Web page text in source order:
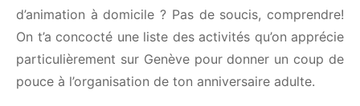
Tu n’es pas encore prêt à faire appel à notre
service d’animation à domicile ? Pas de soucis,
Nouvel An
Ma sortie d'entreprise
Quand veux-tu recevoir tes idées ?*